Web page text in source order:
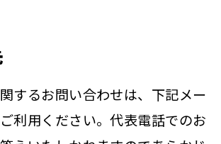
するお問い合わせは、下記メー
利用ください。代表電話でのお